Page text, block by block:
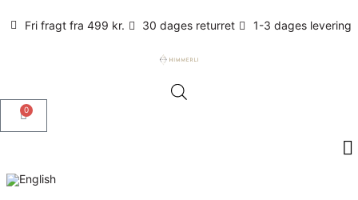
Fri fragt fra 499 kr. 30 dages returret 1-3 dages levering
0